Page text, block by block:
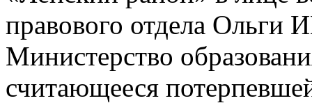
правового отдела
Министерство
считающееся